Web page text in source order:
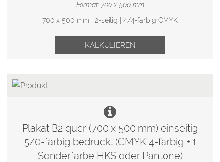
Format: 700 x 500 mm
700 x 500 mm | 2-seitig | 4/4-farbig CMYK
KALKULIEREN
Plakat B2 quer (700 x 500 mm) einseitig
5/0-farbig bedruckt (CMYK 4-farbig + 1
Sonderfarbe HKS oder Pantone)